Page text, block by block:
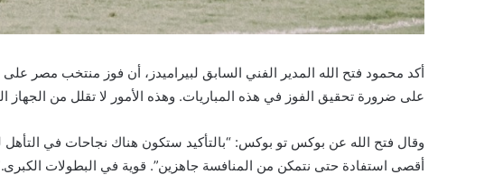
أكد محمود فتح الله المدير الفني السابق لبيراميدز، أن فوز منتخب مصر
على ضرورة تحقيق الفوز في هذه المباريات. وهذه الأمور لا تقلل من الجهاز
وقال فتح الله عن بوكس تو بوكس: “بالتأكيد ستكون هناك نجاحات في
أقصى استفادة حتى نتمكن من المنافسة جاهزين”. قوية في البطولات